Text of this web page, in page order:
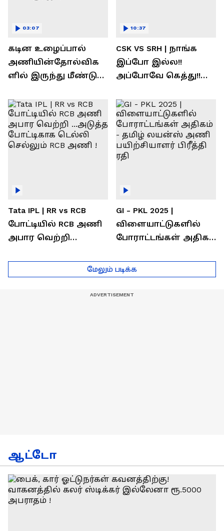
கடின உழைப்பால்
அணியின்தோல்விக
ளில் இருந்து மீண்டு
தமிழ் லைன்ஸ்
கேப்டன் சுமன்குர்ஜார்
03:07
CSK VS SRH | நாங்க
இப்போ இல்ல!!
அப்போவே கெத்து!!
சிஎஸ்கே ரசிகர்கள்
10:37
Tata IPL | RR vs RCB
போட்டியில் RCB அணி
அபார வெற்றி
டெல்லி செல்லும் RCB
அணி !
GI - PKL 2025 |
விளையாட்டுகளில்
போராட்டங்கள் அதிகம்
பயிற்சியாளர் பிரீத்தி
ரதி
மேலும் படிக்க
ஆட்டோ